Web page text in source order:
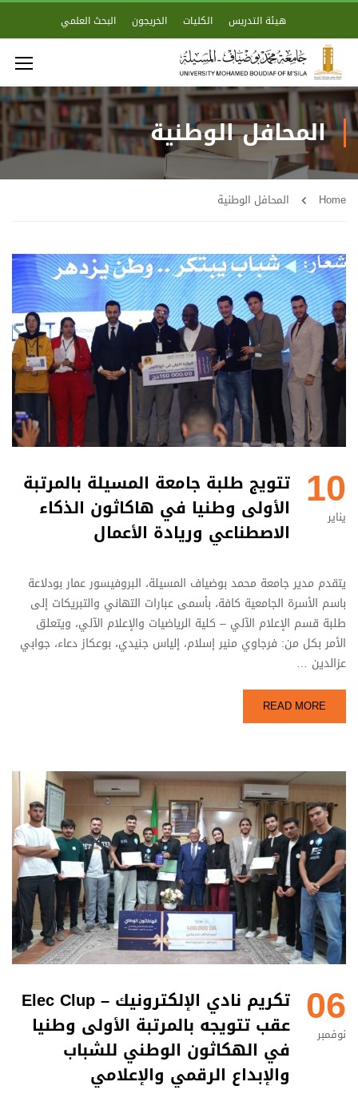
هيئة التدريس الكليات الخريجون البحث العلمي
المحافل الوطنية
Home المحافل الوطنية
10
يناير
تتويج طلبة جامعة المسيلة بالمرتبة
الأولى وطنيا في هاكاثون الذكاء
الاصطناعي وريادة الأعمال
يتقدم مدير جامعة محمد بوضياف المسيلة، البروفيسور عمار بودلاعة
باسم الأسرة الجامعية كافة، بأسمى عبارات التهاني والتبريكات إلى
طلبة قسم الإعلام الآلي – كلية الرياضيات والإعلام الآلي، ويتعلق
الأمر بكل من: فرجاوي منير إسلام، إلياس جنيدي، بوعكاز دعاء، جوابي
عزالدين …
READ MORE
06
نوفمبر
تكريم نادي الإلكترونيك – Elec Clup
عقب تتويجه بالمرتبة الأولى وطنيا
في الهكاثون الوطني للشباب
والإبداع الرقمي والإعلامي